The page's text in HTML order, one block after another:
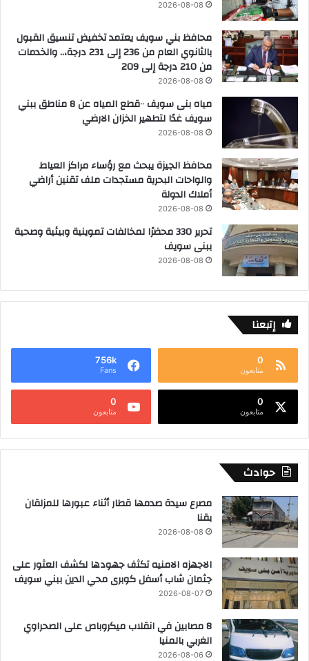
2026-08-08
محافظ بني سويف يعتمد تخفيض تنسيق القبول
بالثانوي العام من 236 إلى 231 درجة،.. والخدمات
من 210 درجة إلى 209
2026-08-08
مياه بنى سويف ٠٠قطع المياه عن 8 مناطق ببني
سويف غدًا لتطهير الخزان الارضي
2026-08-08
محافظ الجيزة يبحث مع رؤساء مراكز العياط
والواحات البحرية مستجدات ملف تقنين أراضي
أملاك الدولة
2026-08-08
تحرير 330 محضرًا لمخالفات تموينية وبيئية وصحية
ببنى سويف
2026-08-08
إتبعنا
0
متابعون
756k
Fans
0
متابعون
0
متابعون
حوادث
مصرع سيدة صدمها قطار أثناء عبورها للمزلقان
بقنا
2026-08-08
الاجهزه الامنيه تكثف جهودها لكشف العثور على
جثمان شاب أسفل كوبرى محي الدين ببني سويف
2026-08-07
8 مصابين في انقلاب ميكروباص على الصحراوي
الغربي بالمنيا
2026-08-06